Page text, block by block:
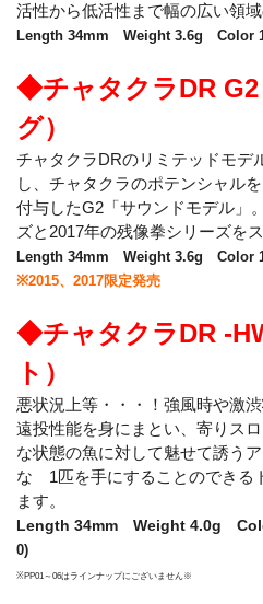
活性から低活性まで幅の広い領
Length 34mm Weight 3.6g Color
◆チャタクラDR G2
グ）
チャタクラDRのリミテッドモデ
し、チャタクラのポテンシャル
付与したG2「サウンドモデル」
ズと2017年の残像拳シリーズを
Length 34mm Weight 3.6g Color
※2015、2017限定発売
◆チャタクラDR -
ト）
悪状況上等・・・！強風時や激
遠投性能を身にまとい、寄りス
な状態の魚に対して魅せて誘う
な 1匹を手にすることのできる
ます。
Length 34mm Weight 4.0g
0)
※PP01～06はラインナップにございません※